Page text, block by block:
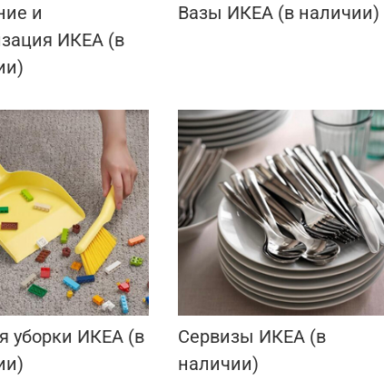
и
ИКЕА (в
Вазы ИКЕА (в наличии)
уборки ИКЕА (в
Сервизы ИКЕА (в
наличии)